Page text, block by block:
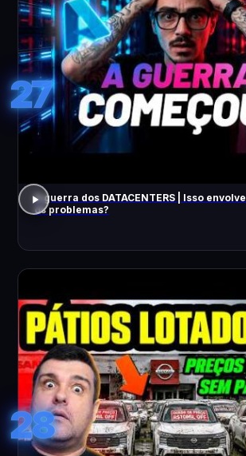
27
A guerra dos DATACENTERS | Isso
os problemas?
28